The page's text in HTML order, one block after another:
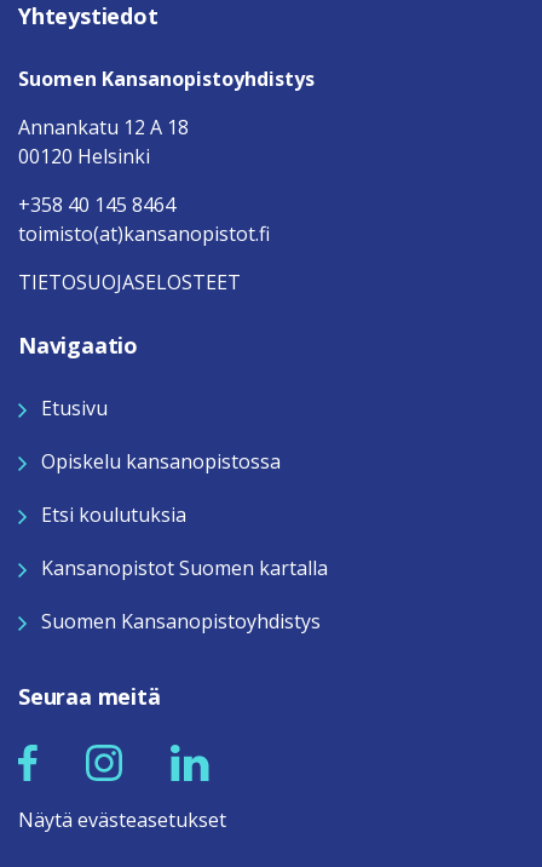
Yhteystiedot
Suomen Kansanopistoyhdistys
Annankatu 12 A 18
00120 Helsinki
+358 40 145 8464
toimisto(at)kansanopistot.fi
TIETOSUOJASELOSTEET
Navigaatio
Etusivu
Opiskelu kansanopistossa
Etsi koulutuksia
Kansanopistot Suomen kartalla
Suomen Kansanopistoyhdistys
Seuraa meitä
Näytä evästeasetukset